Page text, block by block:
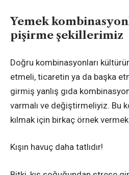
Yemek
pişirme şekillerimiz
Doğru kombinasyonları
etmeli, ticaretin ya da başka
girmiş yanlış gıda
varmalı ve değiştirmeliyiz. Bu
kılmak için birkaç örnek
Kışın havuç daha tatlıdır!